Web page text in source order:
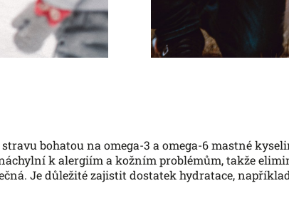
bohatou na omega-3 a omega-6 mastné
k alergiím a kožním problémům, takže
Je důležité zajistit dostatek hydratace,